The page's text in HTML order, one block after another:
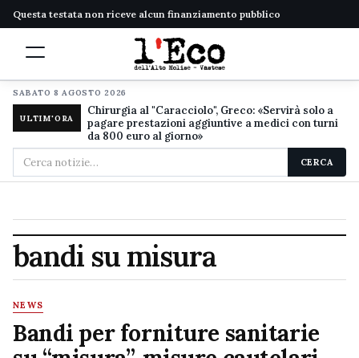
Questa testata non riceve alcun finanziamento pubblico
SABATO 8 AGOSTO 2026
ULTIM'ORA
Chirurgia al "Caracciolo", Greco: «Servirà solo a
pagare prestazioni aggiuntive a medici con turni
da 800 euro al giorno»
Cerca
nel
CERCA
bandi su misura
NEWS
Bandi per forniture sanitarie